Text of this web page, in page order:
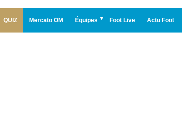
QUIZ Mercato OM Équipes Foot Live Actu Foot